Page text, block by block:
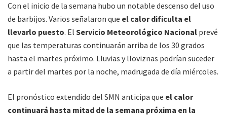
Con el inicio de la semana hubo un notable descenso del uso
de barbijos. Varios señalaron que el calor dificulta el
llevarlo puesto. El Servicio Meteorológico Nacional prevé
que las temperaturas continuarán arriba de los 30 grados
hasta el martes próximo. Lluvias y lloviznas podrían suceder
a partir del martes por la noche, madrugada de día miércoles.
El pronóstico extendido del SMN anticipa que el calor
continuará hasta mitad de la semana próxima en la